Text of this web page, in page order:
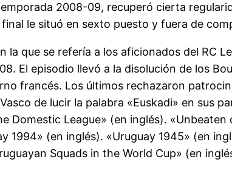
2008-09, recuperó cierta
le situó en sexto puesto y fuera de
que se refería a los aficionados del RC
El episodio llevó a la disolución de los
francés. Los últimos rechazaron
de lucir la palabra «Euskadi» en sus
League» (en inglés). «Unbeaten
1994» (en inglés). «Uruguay 1945» (en
Squads in the World Cup» (en